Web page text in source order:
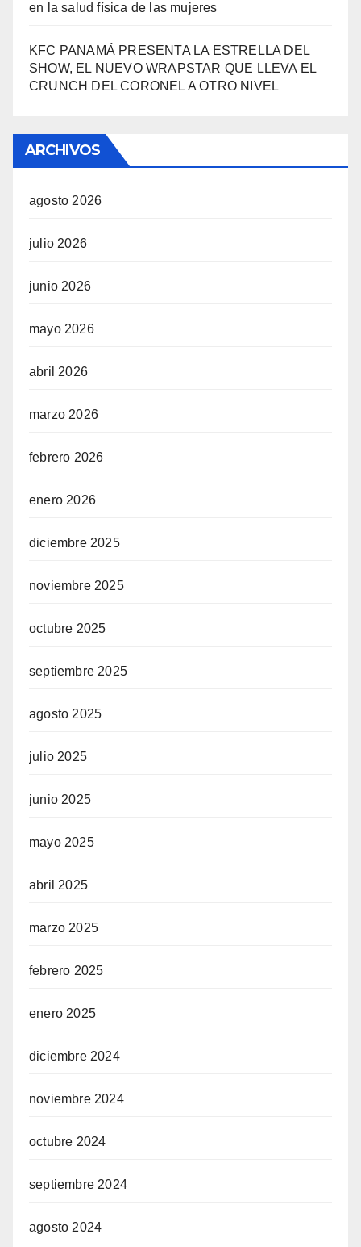
en la salud física de las mujeres
KFC PANAMÁ PRESENTA LA ESTRELLA DEL
SHOW, EL NUEVO WRAPSTAR QUE LLEVA EL
CRUNCH DEL CORONEL A OTRO NIVEL
ARCHIVOS
agosto 2026
julio 2026
junio 2026
mayo 2026
abril 2026
marzo 2026
febrero 2026
enero 2026
diciembre 2025
noviembre 2025
octubre 2025
septiembre 2025
agosto 2025
julio 2025
junio 2025
mayo 2025
abril 2025
marzo 2025
febrero 2025
enero 2025
diciembre 2024
noviembre 2024
octubre 2024
septiembre 2024
agosto 2024